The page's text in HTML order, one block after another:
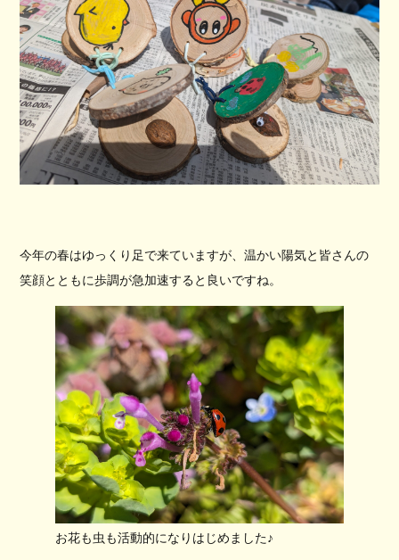
今年の春はゆっくり足で来ていますが、温かい陽気と皆さんの
笑顔とともに歩調が急加速すると良いですね。
お花も虫も活動的になりはじめました♪